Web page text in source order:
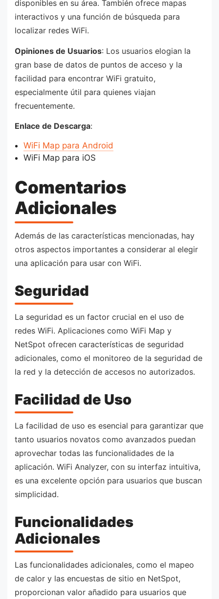
disponibles en su área. También ofrece mapas
interactivos y una función de búsqueda para
localizar redes WiFi.
Opiniones de Usuarios: Los usuarios elogian la
gran base de datos de puntos de acceso y la
facilidad para encontrar WiFi gratuito,
especialmente útil para quienes viajan
frecuentemente.
Enlace de Descarga:
WiFi Map para Android
WiFi Map para iOS
Comentarios
Adicionales
Además de las características mencionadas, hay
otros aspectos importantes a considerar al elegir
una aplicación para usar con WiFi.
Seguridad
La seguridad es un factor crucial en el uso de
redes WiFi. Aplicaciones como WiFi Map y
NetSpot ofrecen características de seguridad
adicionales, como el monitoreo de la seguridad de
la red y la detección de accesos no autorizados.
Facilidad de Uso
La facilidad de uso es esencial para garantizar que
tanto usuarios novatos como avanzados puedan
aprovechar todas las funcionalidades de la
aplicación. WiFi Analyzer, con su interfaz intuitiva,
es una excelente opción para usuarios que buscan
simplicidad.
Funcionalidades
Adicionales
Las funcionalidades adicionales, como el mapeo
de calor y las encuestas de sitio en NetSpot,
proporcionan valor añadido para usuarios que